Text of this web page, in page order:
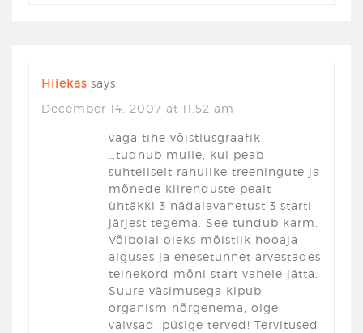
Hiiekas says:
December 14, 2007 at 11:52 am
väga tihe võistlusgraafik
…tudnub mulle, kui peab
suhteliselt rahulike treeningute ja
mõnede kiirenduste pealt
ühtäkki 3 nädalavahetust 3 starti
järjest tegema. See tundub karm.
Võibolal oleks mõistlik hooaja
alguses ja enesetunnet arvestades
teinekord mõni start vahele jätta.
Suure väsimusega kipub
organism nõrgenema, olge
valvsad, püsige terved! Tervitused